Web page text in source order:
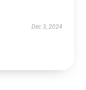
Dec 3, 2024